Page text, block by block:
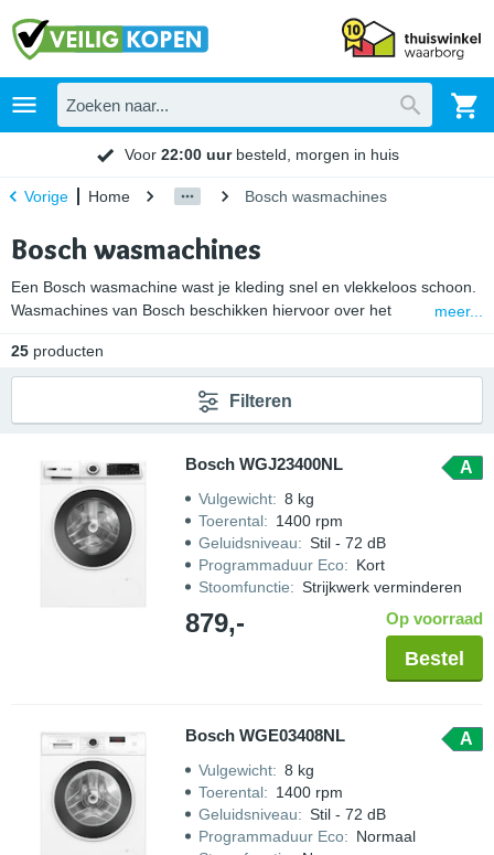
Voor 22:00 uurbesteld, morgen in huis
Vorige Home Bosch wasmachines
Bosch wasmachines
Een Bosch wasmachine wast je kleding snel en vlekkeloos schoon.
Wasmachines van Bosch beschikken hiervoor over het
de wastijd tot 65% in. Hierdoor is je favoriete kledingstuk snel weer
smetteloos schoon en bespaar je tijd en energie. Kies je voor een
Bosch i-DOS machine, dan wordt je wasmiddel en wasverzachter
automatisch gedoseerd. Hiervoor weegt i-DOS het wasgoed en
langer mooi.
meer...
25 producten
Filteren
Bosch WGJ23400NL A
Vulgewicht: 8 kg
Toerental: 1400 rpm
Geluidsniveau: Stil - 72 dB
Programmaduur Eco: Kort
Stoomfunctie: Strijkwerk verminderen
879,- Op voorraad
Bestel
Bosch WGE03408NL A
Vulgewicht: 8 kg
Toerental: 1400 rpm
Geluidsniveau: Stil - 72 dB
Programmaduur Eco: Normaal